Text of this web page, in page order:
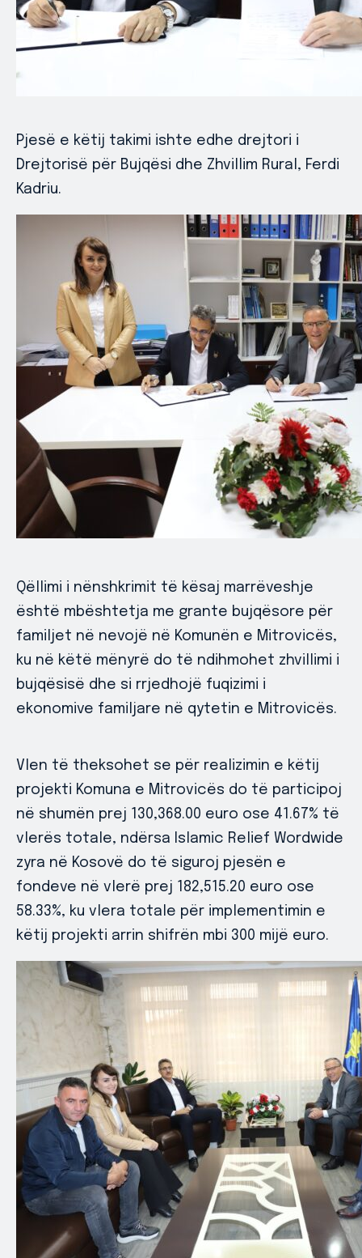
Pjesë e këtij takimi ishte edhe drejtori i
Drejtorisë për Bujqësi dhe Zhvillim Rural, Ferdi
Kadriu.
Qëllimi i nënshkrimit të kësaj marrëveshje
është mbështetja me grante bujqësore për
familjet në nevojë në Komunën e Mitrovicës,
ku në këtë mënyrë do të ndihmohet zhvillimi i
bujqësisë dhe si rrjedhojë fuqizimi i
ekonomive familjare në qytetin e Mitrovicës.
Vlen të theksohet se për realizimin e këtij
projekti Komuna e Mitrovicës do të participoj
në shumën prej 130,368.00 euro ose 41.67% të
vlerës totale, ndërsa Islamic Relief Wordwide
zyra në Kosovë do të siguroj pjesën e
fondeve në vlerë prej 182,515.20 euro ose
58.33%, ku vlera totale për implementimin e
këtij projekti arrin shifrën mbi 300 mijë euro.